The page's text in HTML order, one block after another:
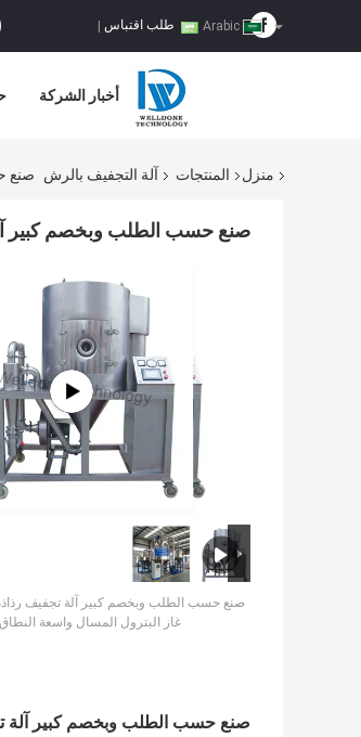
طلب اقتباس
أخبار الشركة
منزل المنتجات آلة التجفيف بالرش صنع
صنع حسب الطلب وبخصم كبير آلة
صنع حسب الطلب وبخصم كبير آلة تجفيف رذاذ
غاز البترول المسال واسعة النطاق
صنع حسب الطلب وبخصم كبير آلة